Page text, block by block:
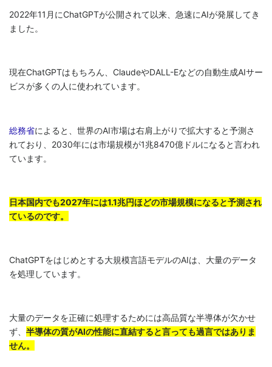
2022年11月にChatGPTが公開されて以来、急速にAIが発展してき
ました。
現在ChatGPTはもちろん、ClaudeやDALL-Eなどの自動生成AIサー
ビスが多くの人に使われています。
総務省によると、世界のAI市場は右肩上がりで拡大すると予測さ
れており、2030年には市場規模が1兆8470億ドルになると言われ
ています。
日本国内でも2027年には1.1兆円ほどの市場規模になると予測され
ているのです。
ChatGPTをはじめとする大規模言語モデルのAIは、大量のデータ
を処理しています。
大量のデータを正確に処理するためには高品質な半導体が欠かせ
ず、 半導体の質がAIの性能に直結すると言っても過言ではありま
せん。